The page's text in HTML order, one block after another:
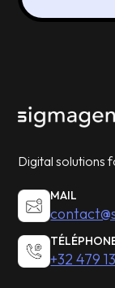
Digital solutions
MAIL
+32 479